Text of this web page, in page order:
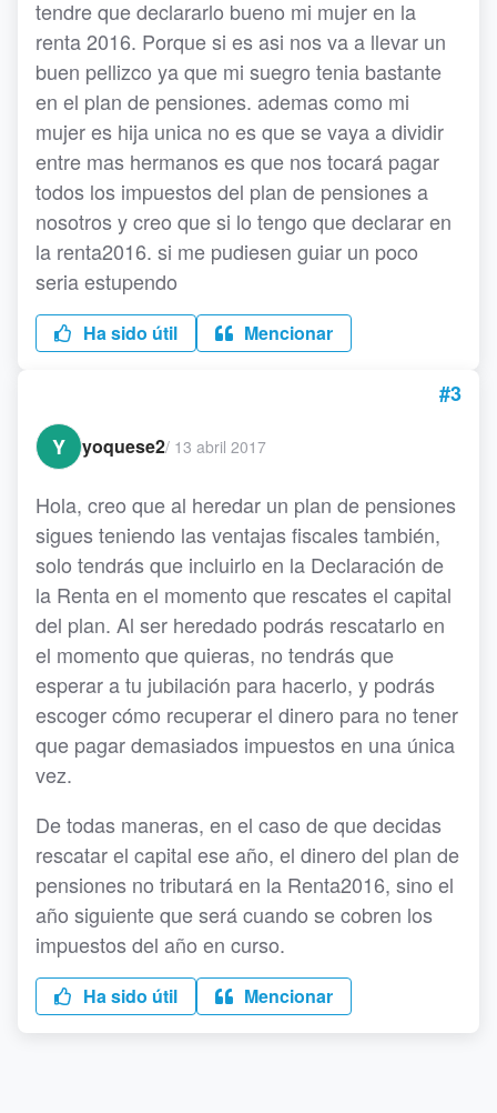
tendre que declararlo bueno mi mujer en la
renta 2016. Porque si es asi nos va a llevar un
buen pellizco ya que mi suegro tenia bastante
en el plan de pensiones. ademas como mi
mujer es hija unica no es que se vaya a dividir
entre mas hermanos es que nos tocará pagar
todos los impuestos del plan de pensiones a
nosotros y creo que si lo tengo que declarar en
la renta2016. si me pudiesen guiar un poco
seria estupendo
Ha sido útil Mencionar
#3
Y
yoquese2/ 13 abril 2017
Hola, creo que al heredar un plan de pensiones
sigues teniendo las ventajas fiscales también,
solo tendrás que incluirlo en la Declaración de
la Renta en el momento que rescates el capital
del plan. Al ser heredado podrás rescatarlo en
el momento que quieras, no tendrás que
esperar a tu jubilación para hacerlo, y podrás
escoger cómo recuperar el dinero para no tener
que pagar demasiados impuestos en una única
vez.
De todas maneras, en el caso de que decidas
rescatar el capital ese año, el dinero del plan de
pensiones no tributará en la Renta2016, sino el
año siguiente que será cuando se cobren los
impuestos del año en curso.
Ha sido útil Mencionar